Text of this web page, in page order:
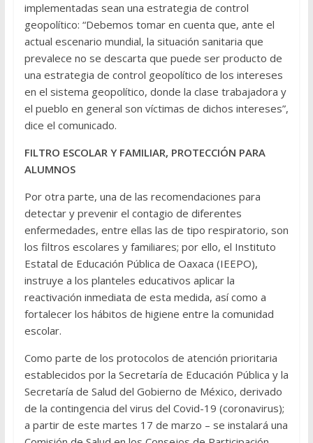
implementadas sean una estrategia de control
geopolítico: “Debemos tomar en cuenta que, ante el
actual escenario mundial, la situación sanitaria que
prevalece no se descarta que puede ser producto de
una estrategia de control geopolítico de los intereses
en el sistema geopolítico, donde la clase trabajadora y
el pueblo en general son víctimas de dichos intereses”,
dice el comunicado.
FILTRO ESCOLAR Y FAMILIAR, PROTECCIÓN PARA
ALUMNOS
Por otra parte, una de las recomendaciones para
detectar y prevenir el contagio de diferentes
enfermedades, entre ellas las de tipo respiratorio, son
los filtros escolares y familiares; por ello, el Instituto
Estatal de Educación Pública de Oaxaca (IEEPO),
instruye a los planteles educativos aplicar la
reactivación inmediata de esta medida, así como a
fortalecer los hábitos de higiene entre la comunidad
escolar.
Como parte de los protocolos de atención prioritaria
establecidos por la Secretaría de Educación Pública y la
Secretaría de Salud del Gobierno de México, derivado
de la contingencia del virus del Covid-19 (coronavirus);
a partir de este martes 17 de marzo – se instalará una